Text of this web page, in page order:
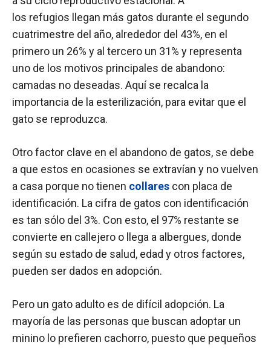
los refugios llegan más gatos durante el segundo
cuatrimestre del año, alrededor del 43%, en el
primero un 26% y al tercero un 31% y representa
uno de los motivos principales de abandono:
camadas no deseadas. Aquí se recalca la
importancia de la esterilización, para evitar que el
gato se reproduzca.
Otro factor clave en el abandono de gatos, se debe
a que estos en ocasiones se extravían y no vuelven
a casa porque no tienen collares con placa de
identificación. La cifra de gatos con identificación
es tan sólo del 3%. Con esto, el 97% restante se
convierte en callejero o llega a albergues, donde
según su estado de salud, edad y otros factores,
pueden ser dados en adopción.
Pero un gato adulto es de difícil adopción. La
mayoría de las personas que buscan adoptar un
minino lo prefieren cachorro, puesto que pequeños